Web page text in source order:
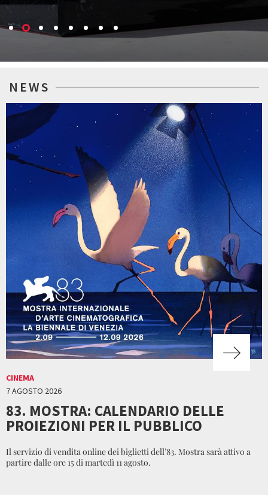
NEWS
CINEMA
7 AGOSTO 2026
83. MOSTRA: CALENDARIO DELLE
PROIEZIONI PER IL PUBBLICO
Il servizio di vendita online dei biglietti dell’83. Mostra sarà attivo a
partire dalle ore 15 di martedì 11 agosto.